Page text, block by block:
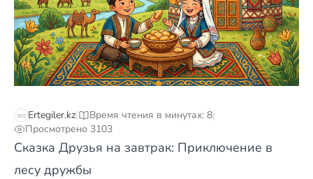
Ertegiler.kz| Время чтения в минутах: 8|
Просмотрено 3103
Сказка Друзья на завтрак: Приключение в
лесу дружбы